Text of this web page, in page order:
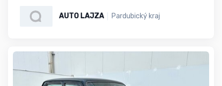
AUTO LAJZA Pardubický kraj